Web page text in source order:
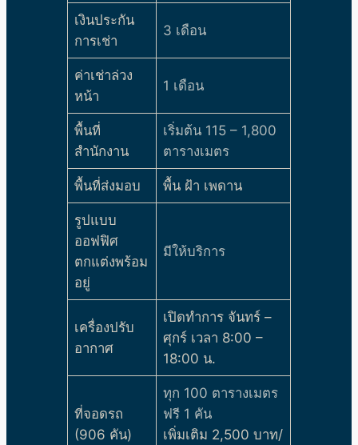
เงินประกัน
การเช่า
3 เดือน
ค่าเช่าล่วง
หน้า
1 เดือน
พื้นที่
สำนักงาน
เริ่มต้น 115 – 1,800
ตารางเมตร
พื้นที่ส่งมอบ พื้น ฝ้า เพดาน
รูปแบบ
ออฟฟิศ
ตกแต่งพร้อม
อยู่
มีให้บริการ
เครื่องปรับ
อากาศ
เปิดทำการ จันทร์ –
ศุกร์ เวลา 8:00 –
18:00 น.
ที่จอดรถ
(906 คัน)
ทุก 100 ตารางเมตร
ฟรี 1 คัน
เพิ่มเติม 2,500 บาท/